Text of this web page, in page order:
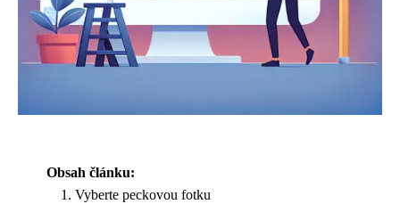
Obsah článku:
Vyberte peckovou fotku